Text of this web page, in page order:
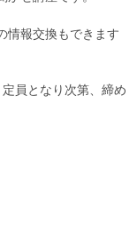
情報交換もできます
員となり次第、締め